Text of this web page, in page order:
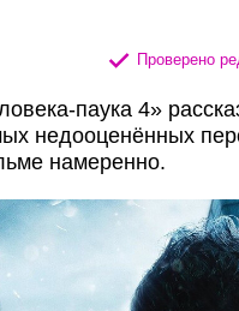
Проверено
паука 4»
недооценённых
намеренно.